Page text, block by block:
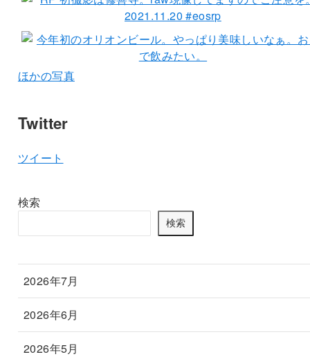
ほかの写真
Twitter
ツイート
検索
検索
2026年7月
2026年6月
2026年5月